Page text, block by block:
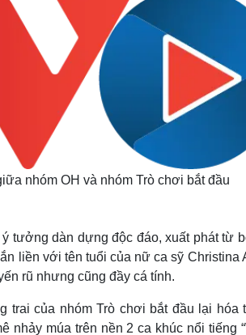
nhóm OH và nhóm Trò chơi bắt đầu
tưởng dàn dựng độc đáo, xuất phát từ
liền với tên tuổi của nữ ca sỹ
rũ nhưng cũng đầy cá tính.
trai của nhóm Trò chơi bắt đầu lại
nhảy múa trên nền 2 ca khúc nổi tiếng